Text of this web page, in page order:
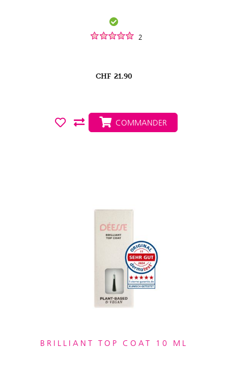
2
CHF 21.90
COMMANDER
BRILLIANT TOP COAT 10 ML